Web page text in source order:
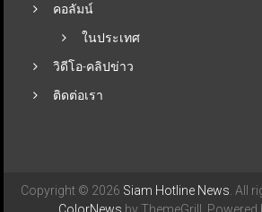
คอลัมน์
ในประเทศ
วิดีโอ-คลิปข่าว
ติดต่อเรา
Copyright © 2026 Siam Hotline News . All
ColorNews by ThemeGrill. Powered